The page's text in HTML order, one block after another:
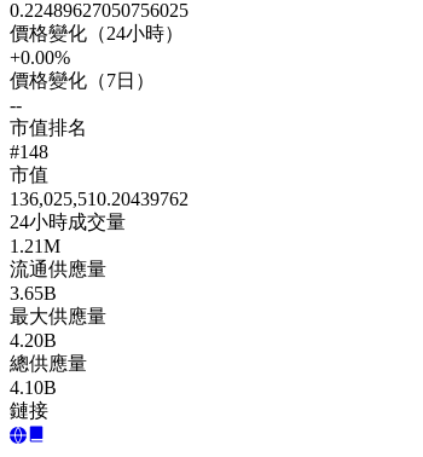
0.22489627050756025
價格變化（24小時）
+0.00%
價格變化（7日）
--
市值排名
#148
市值
136,025,510.20439762
24小時成交量
1.21M
流通供應量
3.65B
最大供應量
4.20B
總供應量
4.10B
鏈接